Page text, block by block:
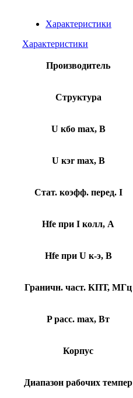
Характеристики
Характеристики
Производитель
Структура
U кбо max, В
U кэr max, В
Стат. коэфф. перед. I
Hfe при I колл, А
Hfe при U к-э, В
Граничн. част. КПТ, МГц
P расс. max, Вт
Корпус
Диапазон рабочих темпер